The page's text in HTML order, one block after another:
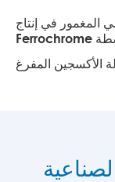
المغمور في إنتاج